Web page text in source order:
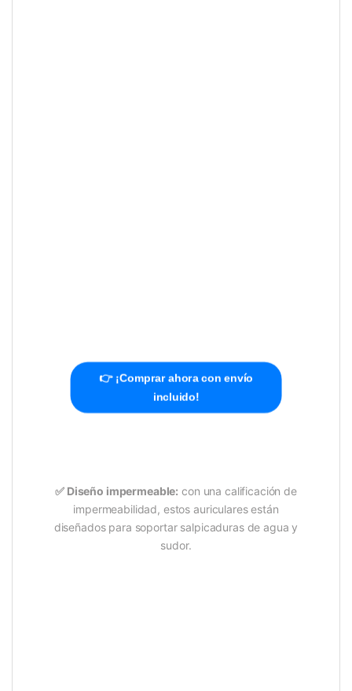
👉 ¡Comprar ahora con envío
incluido!
✅ Diseño impermeable: con una calificación de
impermeabilidad, estos auriculares están
diseñados para soportar salpicaduras de agua y
sudor.